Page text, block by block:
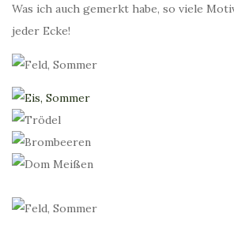
Was ich auch gemerkt habe, so viele
jeder Ecke!